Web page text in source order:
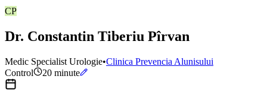
CP
Dr. Constantin Tiberiu Pîrvan
Medic Specialist Urologie•Clinica Prevencia Alunisului
Control
20 minute